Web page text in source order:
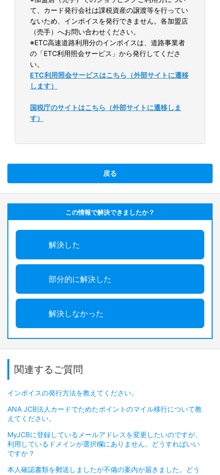
て、カード発行会社は課税資産の譲渡等を行ってい
ないため、インボイスを発行できません。各加盟店
（売手）へお問い合わせください。
※ETC高速道路利用分のインボイスは、道路事業者
の「ETC利用照会サービス」から発行してくださ
い。
ETC利用照会サービスはこちら（外部サイトに遷移
します）
国税庁のサイトはこちら（外部サイトに遷移しま
す）
戻る
この情報で解決できましたか？
解決した
部分的に解決した
解決しなかった
関連するご質問
インボイスの発行方法を教えてください。
ANA JCB法人カードでためたポイントのマイル移行について教
えてください。
MyJCBに登録しているメールアドレスを変更したいのですが、
利用しているドメインが選択欄にありません。どうすればいい
ですか？
本人確認書類を郵送しましたが不備の案内が届きました。どう